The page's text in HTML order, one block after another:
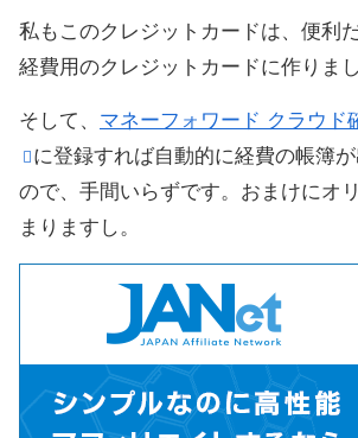
私もこのクレジットカードは、便利
経費用のクレジットカードに作りまし
そして、 マネーフォワード クラウド
に登録すれば自動的に経費の帳簿
ので、手間いらずです。おまけにオ
まりますし。